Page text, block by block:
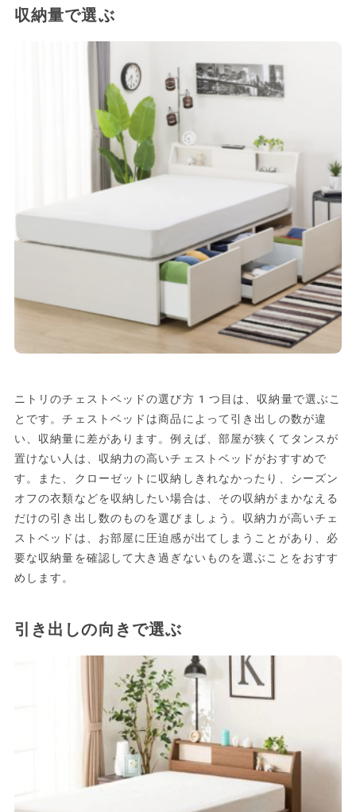
収納量で選ぶ
ニトリのチェストベッドの選び方1つ目は、収納量で選ぶこ
とです。チェストベッドは商品によって引き出しの数が違
い、収納量に差があります。例えば、部屋が狭くてタンスが
置けない人は、収納力の高いチェストベッドがおすすめで
す。また、クローゼットに収納しきれなかったり、シーズン
オフの衣類などを収納したい場合は、その収納がまかなえる
だけの引き出し数のものを選びましょう。収納力が高いチェ
ストベッドは、お部屋に圧迫感が出てしまうことがあり、必
要な収納量を確認して大き過ぎないものを選ぶことをおすす
めします。
引き出しの向きで選ぶ